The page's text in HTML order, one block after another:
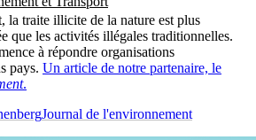
la traite illicite de la nature est plus
que les activités illégales traditionnelles.
à répondre organisations
pays. Un article de notre partenaire, le
.
Journal de l'environnement